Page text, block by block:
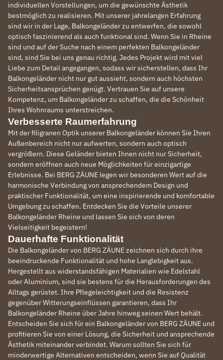
individuellen Vorstellungen, um die gewünschte Ästhetik
bestmöglich zu realisieren. Mit unserer jahrelangen Erfahrung
sind wir in der Lage, Balkongeländer zu entwerfen, die sowohl
optisch faszinierend als auch funktional sind. Wenn Sie in Rheine
sind und auf der Suche nach einem perfekten Balkongeländer
sind, sind Sie bei uns genau richtig. Jedes Projekt wird mit viel
Liebe zum Detail angegangen, sodass wir sicherstellen, dass Ihr
Balkongeländer nicht nur gut aussieht, sondern auch höchsten
Sicherheitsansprüchen genügt. Vertrauen Sie auf unsere
Kompetenz, um Balkongeländer zu schaffen, die die Schönheit
Ihres Wohnraums unterstreichen.
Verbesserte Raumerfahrung
Mit der filigranen Optik unserer Balkongeländer können Sie Ihren
Außenbereich nicht nur aufwerten, sondern auch optisch
vergrößern. Diese Geländer bieten Ihnen nicht nur Sicherheit,
sondern eröffnen auch neue Möglichkeiten für einzigartige
Erlebnisse. Bei BERG ZÄUNE legen wir besonderen Wert auf die
harmonische Verbindung von ansprechendem Design und
praktischer Funktionalität, um eine inspirierende und komfortable
Umgebung zu schaffen. Entdecken Sie die Vorteile unserer
Balkongeländer Rheine und lassen Sie sich von deren
Vielseitigkeit begeistern!
Dauerhafte Funktionalität
Die Balkongeländer von BERG ZÄUNE zeichnen sich durch ihre
beeindruckende Funktionalität und hohe Langlebigkeit aus.
Hergestellt aus widerstandsfähigen Materialien wie Edelstahl
oder Aluminium, sind sie bestens für die Herausforderungen des
Alltags gerüstet. Ihre Pflegeleichtigkeit und die Resistenz
gegenüber Witterungseinflüssen garantieren, dass Ihr
Balkongeländer Rheine über Jahre hinweg seinen Wert behält.
Entscheiden Sie sich für ein Balkongeländer von BERG ZÄUNE und
profitieren Sie von einer Lösung, die Sicherheit und ansprechende
Ästhetik miteinander verbindet. Warum sollten Sie sich für
minderwertige Alternativen entscheiden, wenn Sie auf Qualität